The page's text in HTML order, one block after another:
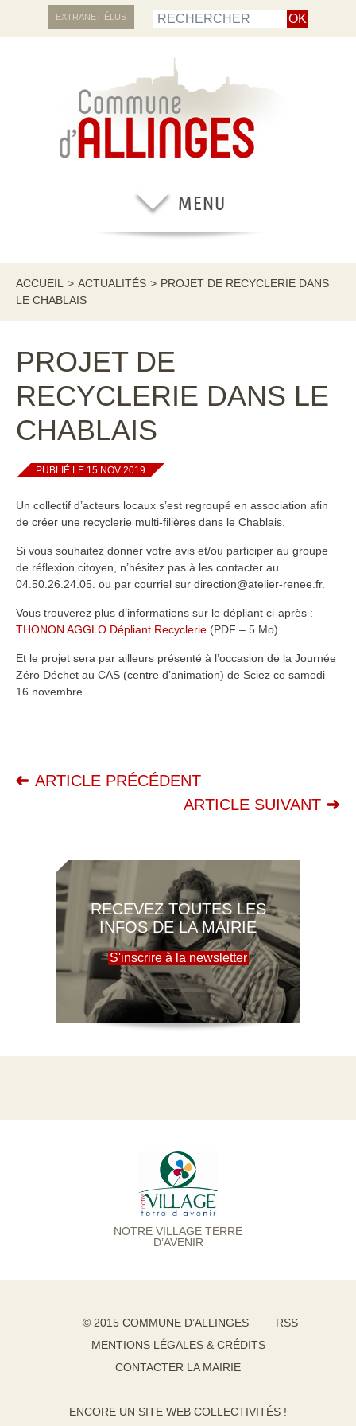
EXTRANET ÉLUS
ACCUEIL > ACTUALITÉS > PROJET DE RECYCLERIE DANS
LE CHABLAIS
PROJET DE
RECYCLERIE DANS LE
CHABLAIS
PUBLIÉ LE 15 NOV 2019
Un collectif d’acteurs locaux s’est regroupé en association afin
de créer une recyclerie multi-filières dans le Chablais.
Si vous souhaitez donner votre avis et/ou participer au groupe
de réflexion citoyen, n’hésitez pas à les contacter au
04.50.26.24.05. ou par courriel sur direction@atelier-renee.fr.
Vous trouverez plus d’informations sur le dépliant ci-après :
THONON AGGLO Dépliant Recyclerie (PDF – 5 Mo).
Et le projet sera par ailleurs présenté à l’occasion de la Journée
Zéro Déchet au CAS (centre d’animation) de Sciez ce samedi
16 novembre.
ARTICLE PRÉCÉDENT
ARTICLE SUIVANT
RECEVEZ TOUTES LES
INFOS DE LA MAIRIE
S'inscrire à la newsletter
NOTRE VILLAGE TERRE
D’AVENIR
© 2015 COMMUNE D’ALLINGES
RSS
MENTIONS LÉGALES & CRÉDITS
CONTACTER LA MAIRIE
ENCORE UN SITE WEB COLLECTIVITÉS !